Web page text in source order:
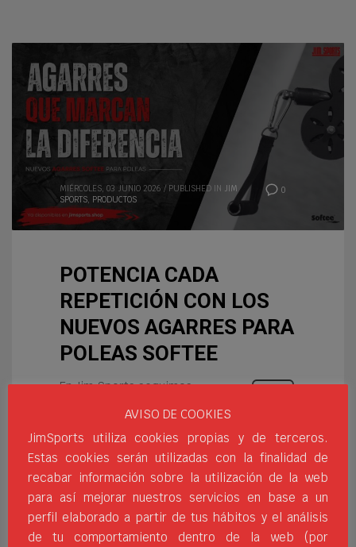
0
MIÉRCOLES, 03 JUNIO 2026 / PUBLISHED IN JIM
SPORTS, PRODUCTOS
POTENCIA CADA
REPETICIÓN CON LOS
NUEVOS AGARRES PARA
POLEAS SOFTEE
En Jim Sports seguimos
diferencia en cada
entrenamiento. Por eso, incorporamos a
nuestro catálogo la nueva línea de agarres
para poleas Softee, una colección
diseñada para mejorar la comodidad, el
control y el rendimiento en ejercicios de
AVISO DE COOKIES
JimSports utiliza cookies propias y de terceros.
Estas cookies serán utilizadas con la finalidad de
recabar información sobre la utilización de la web
para así mejorar nuestros servicios en base a un
perfil elaborado a partir de tus hábitos y el análisis
de tu comportamiento dentro de la web (por